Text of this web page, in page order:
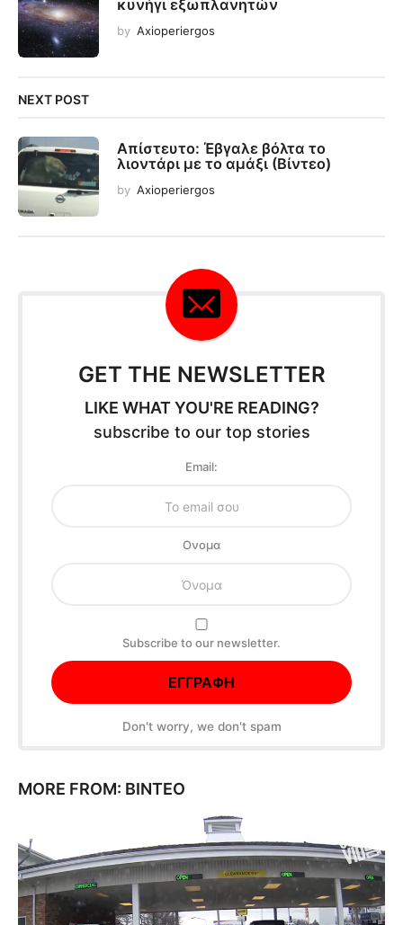
κυνήγι εξωπλανητών
by Axioperiergos
NEXT POST
Απίστευτο: Έβγαλε βόλτα το
λιοντάρι με το αμάξι (Βίντεο)
by Axioperiergos
GET THE NEWSLETTER
LIKE WHAT YOU'RE READING?
subscribe to our top stories
Email:
Oνομα
Subscribe to our newsletter.
Don't worry, we don't spam
MORE FROM: ΒΊΝΤΕΟ